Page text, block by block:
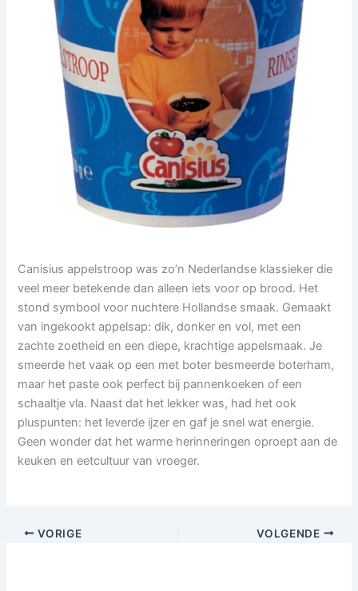
Canisius appelstroop was zo’n Nederlandse klassieker die
veel meer betekende dan alleen iets voor op brood. Het
stond symbool voor nuchtere Hollandse smaak. Gemaakt
van ingekookt appelsap: dik, donker en vol, met een
zachte zoetheid en een diepe, krachtige appelsmaak. Je
smeerde het vaak op een met boter besmeerde boterham,
maar het paste ook perfect bij pannenkoeken of een
schaaltje vla. Naast dat het lekker was, had het ook
pluspunten: het leverde ijzer en gaf je snel wat energie.
Geen wonder dat het warme herinneringen oproept aan de
keuken en eetcultuur van vroeger.
VORIGE VOLGENDE